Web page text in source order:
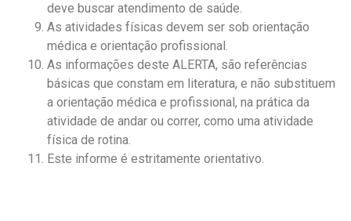
deve buscar atendimento de saúde.
As atividades físicas devem ser sob orientação
médica e orientação profissional.
As informações deste ALERTA, são referências
básicas que constam em literatura, e não substituem
a orientação médica e profissional, na prática da
atividade de andar ou correr, como uma atividade
física de rotina.
Este informe é estritamente orientativo.